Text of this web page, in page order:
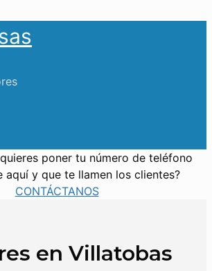
poner tu número de teléfono
aquí y que te llamen los clientes?
CONTÁCTANOS
en Villatobas